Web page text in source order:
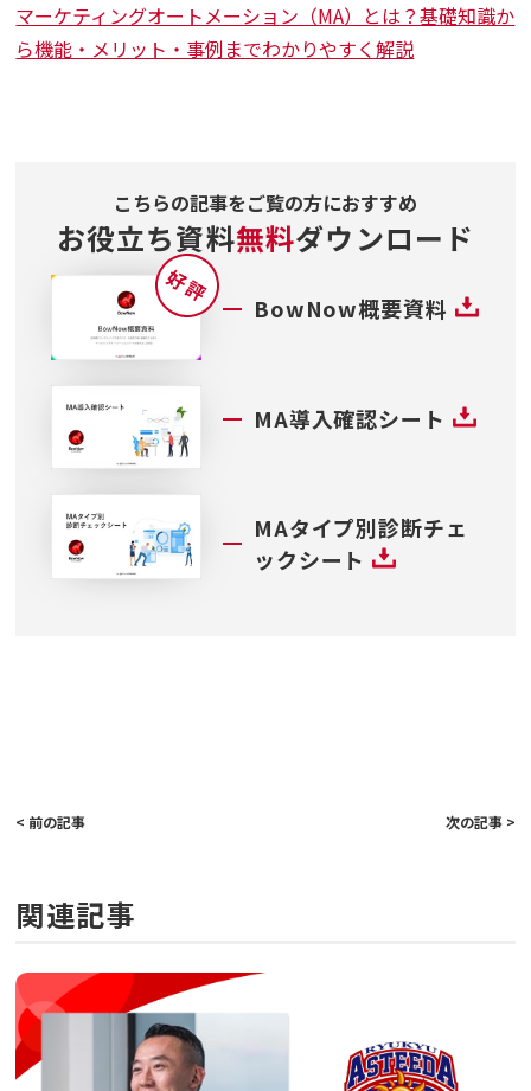
マーケティングオートメーション（MA）とは？基礎知識か
ら機能・メリット・事例までわかりやすく解説
こちらの記事をご覧の方におすすめ
お役立ち資料無料ダウンロード
BowNow概要資料
MA導入確認シート
MAタイプ別診断チェ
ックシート
< 前の記事 次の記事 >
関連記事